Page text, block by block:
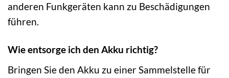
anderen Funkgeräten kann zu Beschädigungen
führen.
Wie entsorge ich den Akku richtig?
Bringen Sie den Akku zu einer Sammelstelle für